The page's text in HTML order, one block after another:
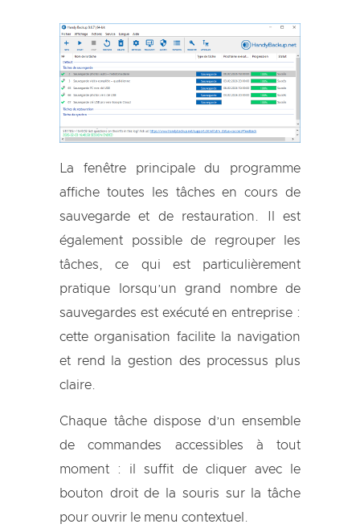
La fenêtre principale du programme
affiche toutes les tâches en cours de
sauvegarde et de restauration. Il est
également possible de regrouper les
tâches, ce qui est particulièrement
pratique lorsqu’un grand nombre de
sauvegardes est exécuté en entreprise :
cette organisation facilite la navigation
et rend la gestion des processus plus
claire.
Chaque tâche dispose d’un ensemble
de commandes accessibles à tout
moment : il suffit de cliquer avec le
bouton droit de la souris sur la tâche
pour ouvrir le menu contextuel.